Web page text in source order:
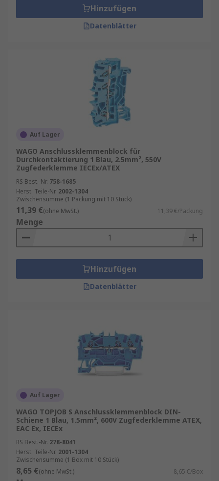
Hinzufügen
Datenblätter
Auf Lager
WAGO Anschlussklemmenblock für
Durchkontaktierung 1 Blau, 2.5mm², 550V
Zugfederklemme IECEx/ATEX
RS Best.-Nr. 758-1685
Herst. Teile-Nr. 2002-1304
Zwischensumme (1 Packung mit 10 Stück)
11,39 €(ohne MwSt.) 11,39 €/Packung
Menge
Hinzufügen
Datenblätter
Auf Lager
WAGO TOPJOB S Anschlussklemmenblock DIN-
Schiene 1 Blau, 1.5mm², 600V Zugfederklemme ATEX,
EAC Ex, IECEx
RS Best.-Nr. 278-8041
Herst. Teile-Nr. 2001-1304
Zwischensumme (1 Box mit 10 Stück)
8,65 €(ohne MwSt.) 8,65 €/Box